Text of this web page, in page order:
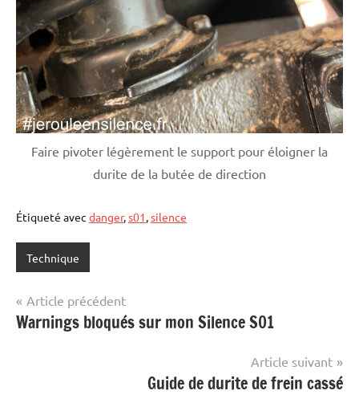
Faire pivoter légèrement le support pour éloigner la
durite de la butée de direction
Étiqueté avec danger,s01,silence
Technique
Navigation
de
Article précédent
Warnings bloqués sur mon Silence S01
Article suivant
Guide de durite de frein cassé